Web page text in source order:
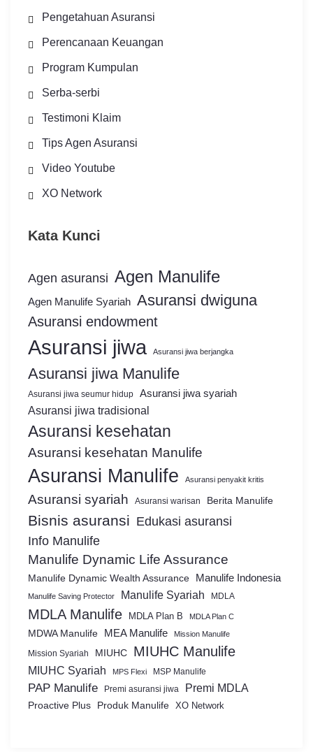
Pengetahuan Asuransi
Perencanaan Keuangan
Program Kumpulan
Serba-serbi
Testimoni Klaim
Tips Agen Asuransi
Video Youtube
XO Network
Kata Kunci
Agen asuransi Agen Manulife
Agen Manulife Syariah Asuransi dwiguna
Asuransi endowment
Asuransi jiwa Asuransi jiwa berjangka
Asuransi jiwa Manulife
Asuransi jiwa seumur hidup Asuransi jiwa syariah
Asuransi jiwa tradisional
Asuransi kesehatan
Asuransi kesehatan Manulife
Asuransi Manulife Asuransi penyakit kritis
Asuransi syariah Asuransi warisan Berita Manulife
Bisnis asuransi Edukasi asuransi
Info Manulife
Manulife Dynamic Life Assurance
Manulife Dynamic Wealth Assurance Manulife Indonesia
Manulife Saving Protector Manulife Syariah MDLA
MDLA Manulife MDLA Plan B MDLA Plan C
MDWA Manulife MEA Manulife Mission Manulife
Mission Syariah MIUHC MIUHC Manulife
MIUHC Syariah MPS Flexi MSP Manulife
PAP Manulife Premi asuransi jiwa Premi MDLA
Proactive Plus Produk Manulife XO Network